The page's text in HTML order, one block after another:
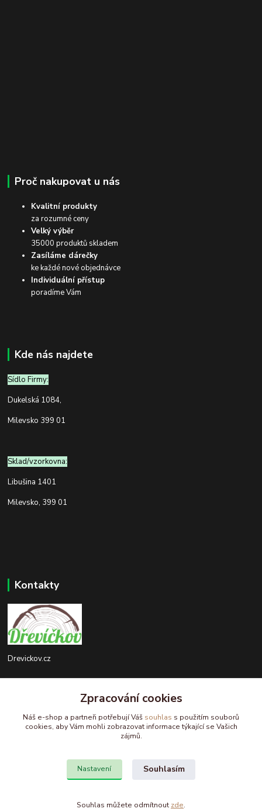
Proč nakupovat u nás
Kvalitní produkty
za rozumné ceny
Velký výběr
35000 produktů skladem
Zasíláme dárečky
ke každé nové objednávce
Individuální přístup
poradíme Vám
Kde nás najdete
Sídlo Firmy:
Dukelská 1084,
Milevsko 399 01
Sklad/vzorkovna:
Libušina 1401
Milevsko, 399 01
Kontakty
Drevickov.cz
+420 732 488 676
drevickov@drevickov.cz, info@drevickov.cz
Zpracování cookies
Náš e-shop a partneři potřebují Váš souhlas s použitím souborů
cookies, aby Vám mohli zobrazovat informace týkající se Vašich
zájmů.
Nastavení Souhlasím
Souhlas můžete odmítnout zde.